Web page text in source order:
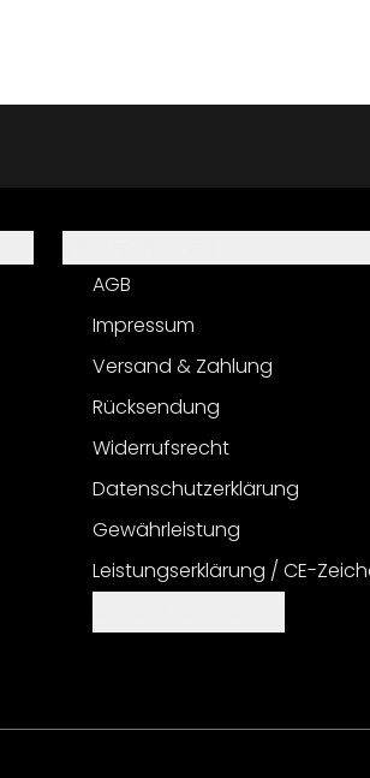
AGB
Impressum
Versand & Zahlung
Rücksendung
Widerrufsrecht
Datenschutzerklärung
Gewährleistung
Leistungserklärung / CE-